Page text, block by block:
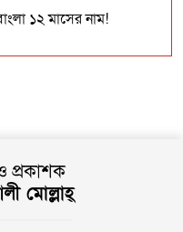
১২ মাসের নাম!
শক্তিশালী দেশের তালিকায়
প্রকাশক
মোল্লাহ্